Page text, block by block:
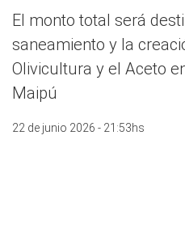
El monto total será
saneamiento y la
Olivicultura y el Aceto
Maipú
22 de junio 2026 - 21:53hs